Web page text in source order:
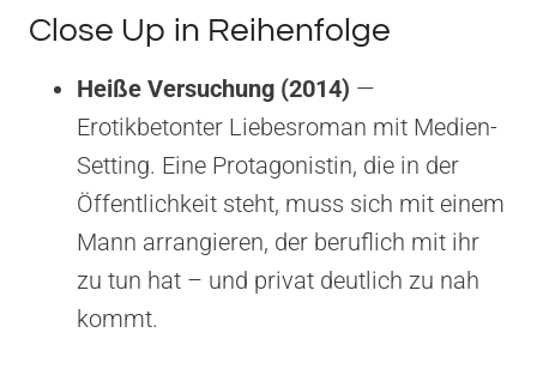
Close Up in Reihenfolge
Heiße Versuchung (2014) —
Erotikbetonter Liebesroman mit Medien-
Setting. Eine Protagonistin, die in der
Öffentlichkeit steht, muss sich mit einem
Mann arrangieren, der beruflich mit ihr
zu tun hat – und privat deutlich zu nah
kommt.